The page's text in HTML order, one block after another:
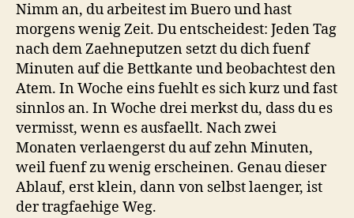
Nimm an, du arbeitest im Buero und hast
morgens wenig Zeit. Du entscheidest: Jeden Tag
nach dem Zaehneputzen setzt du dich fuenf
Minuten auf die Bettkante und beobachtest den
Atem. In Woche eins fuehlt es sich kurz und fast
sinnlos an. In Woche drei merkst du, dass du es
vermisst, wenn es ausfaellt. Nach zwei
Monaten verlaengerst du auf zehn Minuten,
weil fuenf zu wenig erscheinen. Genau dieser
Ablauf, erst klein, dann von selbst laenger, ist
der tragfaehige Weg.